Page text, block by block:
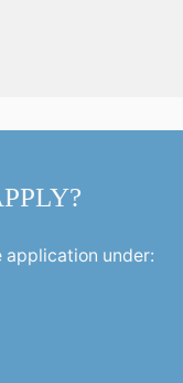
application under: